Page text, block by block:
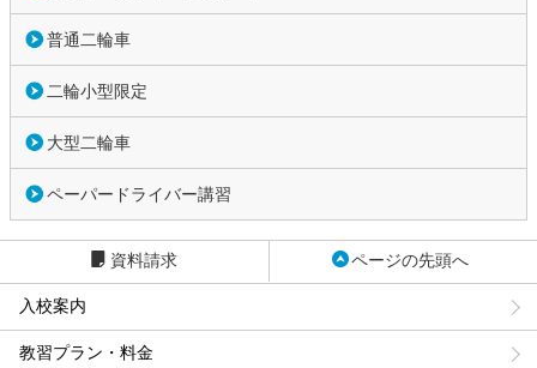
普通二輪車
二輪小型限定
大型二輪車
ペーパードライバー講習
資料請求 ページの先頭へ
入校案内
教習プラン・料金